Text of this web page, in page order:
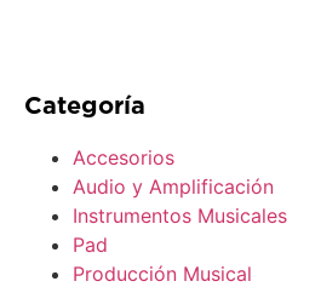
Categoría
Accesorios
Audio y Amplificación
Instrumentos Musicales
Pad
Producción Musical